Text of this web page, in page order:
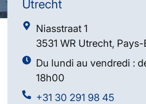
Utrecht
Niasstraat 1
3531 WR Utrecht, Pays-
Du lundi au vendredi :
18h00
+31 30 291 98 45